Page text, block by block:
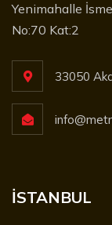
Yenimahalle
No:70 Kat:2
33050
İSTANBUL